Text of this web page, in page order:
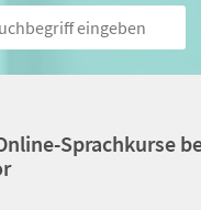
Sprachkurse